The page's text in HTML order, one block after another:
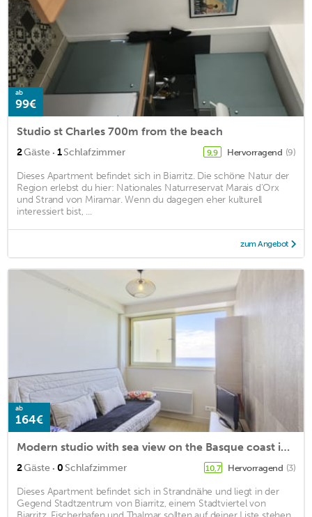
ab
99€
Studio st Charles 700m from the beach
2Gäste · 1Schlafzimmer 9,9 Hervorragend (9)
Dieses Apartment befindet sich in Biarritz. Die schöne Natur der
Region erlebst du hier: Nationales Naturreservat Marais d'Orx
und Strand von Miramar. Wenn du dagegen eher kulturell
interessiert bist, ...
zum Angebot
ab
164€
Modern studio with sea view on the Basque coast in Biarritz - Welkeys
2Gäste · 0 Schlafzimmer 10,7 Hervorragend (3)
Dieses Apartment befindet sich in Strandnähe und liegt in der
Gegend Stadtzentrum von Biarritz, einem Stadtviertel von